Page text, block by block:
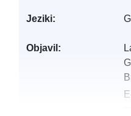
Jeziki:
Objavil: